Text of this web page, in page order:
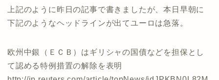
上記のように昨日の記事で書きましたが、本日早朝に
下記のようなヘッドラインが出てユーロは急落。
欧州中銀（ＥＣＢ）はギリシャの国債などを担保とし
て認める特例措置の解除を表明